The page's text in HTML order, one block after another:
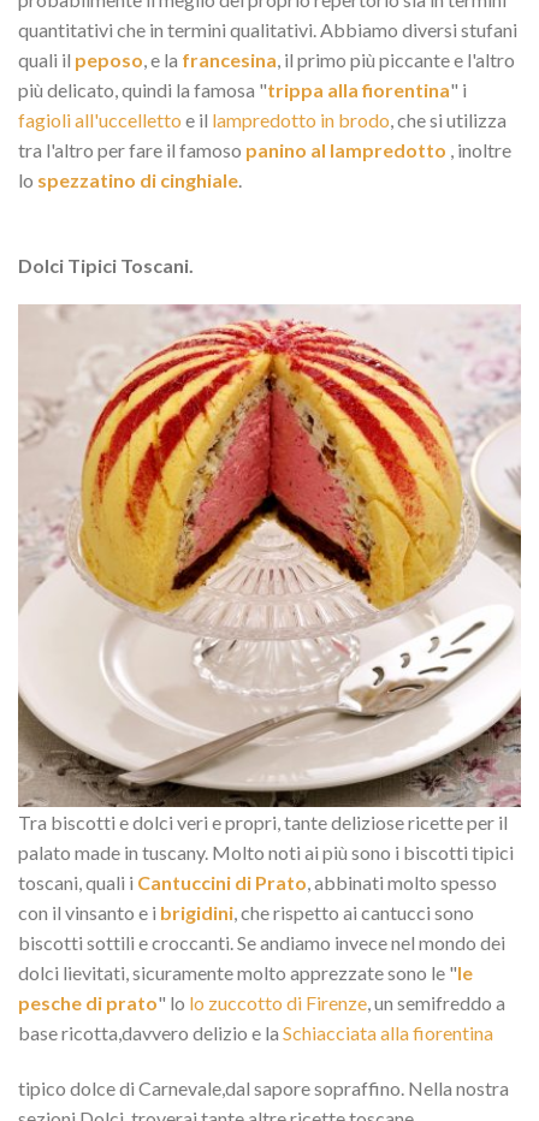
quantitativi che in termini qualitativi. Abbiamo diversi stufani
quali il peposo, e la francesina, il primo più piccante e l'altro
più delicato, quindi la famosa "trippa alla fiorentina" i
fagioli all'uccelletto e il lampredotto in brodo, che si utilizza
tra l'altro per fare il famoso panino al lampredotto , inoltre
lo spezzatino di cinghiale.
Dolci Tipici Toscani.
Tra biscotti e dolci veri e propri, tante deliziose ricette per il
palato made in tuscany. Molto noti ai più sono i biscotti tipici
toscani, quali i Cantuccini di Prato, abbinati molto spesso
con il vinsanto e i brigidini, che rispetto ai cantucci sono
biscotti sottili e croccanti. Se andiamo invece nel mondo dei
dolci lievitati, sicuramente molto apprezzate sono le "le
pesche di prato" lo lo zuccotto di Firenze, un semifreddo a
base ricotta,davvero delizio e la Schiacciata alla fiorentina
tipico dolce di Carnevale,dal sapore sopraffino. Nella nostra